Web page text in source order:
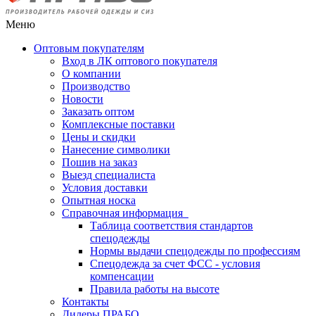
Меню
Оптовым покупателям
Вход в ЛК оптового покупателя
О компании
Производство
Новости
Заказать оптом
Комплексные поставки
Цены и скидки
Нанесение символики
Пошив на заказ
Выезд специалиста
Условия доставки
Опытная носка
Справочная информация
Таблица соответствия стандартов
спецодежды
Нормы выдачи спецодежды по профессиям
Спецодежда за счет ФСС - условия
компенсации
Правила работы на высоте
Контакты